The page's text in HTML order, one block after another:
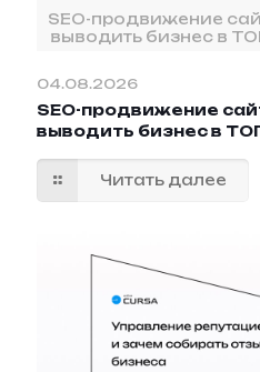
SEO-продвижение
выводить бизнес в
04.08.2026
SEO-продвижение
выводить бизнес в
Читать далее